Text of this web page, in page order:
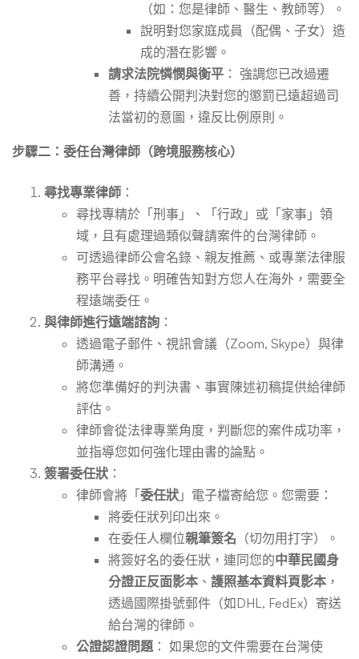
（如：您是律師、醫生、教師等）。
說明對您家庭成員（配偶、子女）造
成的潛在影響。
請求法院憐憫與衡平 ： 強調您已改過遷
善，持續公開判決對您的懲罰已遠超過司
法當初的意圖，違反比例原則。
步驟二：委任台灣律師（跨境服務核心）
尋找專業律師 ：
尋找專精於「刑事」、「行政」或「家事」領
域，且有處理過類似聲請案件的台灣律師。
可透過律師公會名錄、親友推薦、或專業法律服
務平台尋找。明確告知對方您人在海外，需要全
程遠端委任。
與律師進行遠端諮詢 ：
透過電子郵件、視訊會議（Zoom, Skype）與律
師溝通。
將您準備好的判決書、事實陳述初稿提供給律師
評估。
律師會從法律專業角度，判斷您的案件成功率，
並指導您如何強化理由書的論點。
簽署委任狀 ：
律師會將「 委任狀 」電子檔寄給您。您需要：
將委任狀列印出來。
在委任人欄位親筆簽名 （切勿用打字）。
將簽好名的委任狀，連同您的中華民國身
分證正反面影本 、 護照基本資料頁影本 ，
透過國際掛號郵件（如DHL, FedEx）寄送
給台灣的律師。
公證認證問題 ： 如果您的文件需要在台灣使